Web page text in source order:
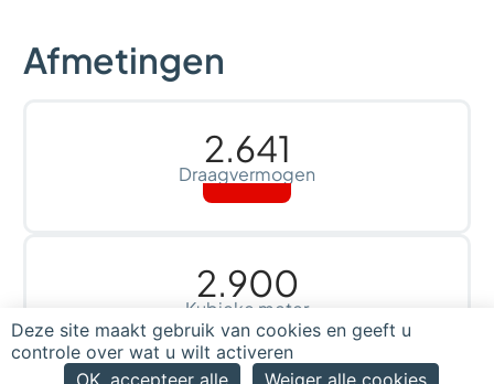
Afmetingen
2.641
Draagvermogen
2.900
Kubieke meter
Deze site maakt gebruik van cookies en geeft u
controle over wat u wilt activeren
OK, accepteer alle
Weiger alle cookies